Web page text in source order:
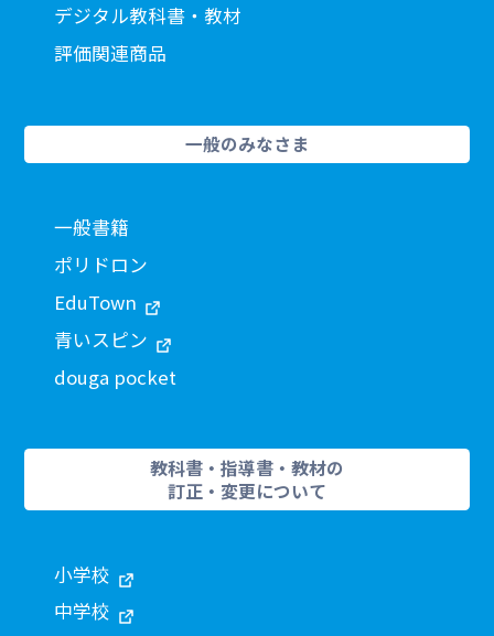
デジタル教科書・教材
評価関連商品
一般のみなさま
一般書籍
ポリドロン
EduTown
青いスピン
douga pocket
教科書・指導書・教材の
訂正・変更について
小学校
中学校